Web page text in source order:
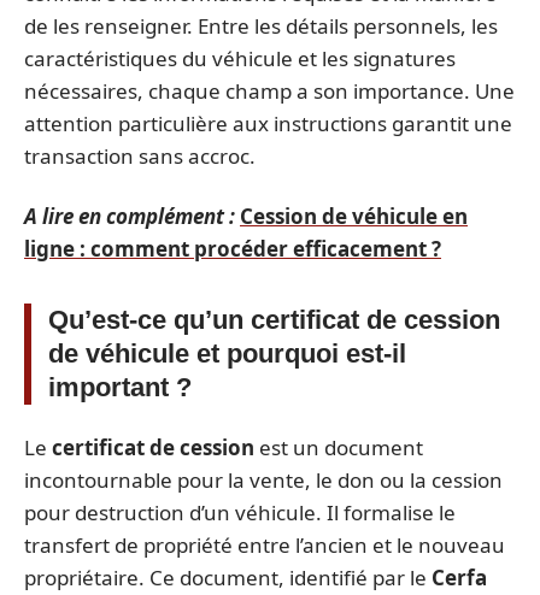
de les renseigner. Entre les détails personnels, les
caractéristiques du véhicule et les signatures
nécessaires, chaque champ a son importance. Une
attention particulière aux instructions garantit une
transaction sans accroc.
A lire en complément : Cession de véhicule en
ligne : comment procéder efficacement ?
Qu’est-ce qu’un certificat de cession
de véhicule et pourquoi est-il
important ?
Le certificat de cession est un document
incontournable pour la vente, le don ou la cession
pour destruction d’un véhicule. Il formalise le
transfert de propriété entre l’ancien et le nouveau
propriétaire. Ce document, identifié par le Cerfa